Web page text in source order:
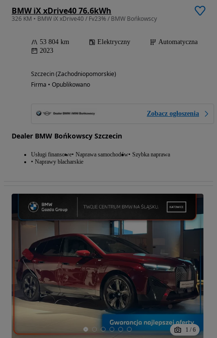
BMW iX xDrive40 76.6kWh
326 KM • BMW iX xDrive40 / Fv23% / BMW Bońkowscy
53 804 km Elektryczny
Automatyczna
2023
Szczecin (Zachodniopomorskie)
Firma • Opublikowano
Zobacz ogłoszenia
Dealer BMW Bońkowscy Szczecin
Usługi finansowe Naprawa samochodów Szybka naprawa
Naprawy blacharskie
1 / 6